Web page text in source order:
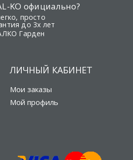
KO официально?
просто
до 3х лет
Гарден
ЛИЧНЫЙ КАБИНЕТ
Мои заказы
Мой профиль